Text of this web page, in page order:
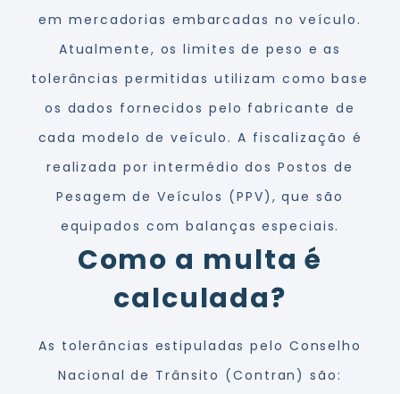
em mercadorias embarcadas no veículo.
Atualmente, os limites de peso e as
tolerâncias permitidas utilizam como base
os dados fornecidos pelo fabricante de
cada modelo de veículo. A fiscalização é
realizada por intermédio dos Postos de
Pesagem de Veículos (PPV), que são
equipados com balanças especiais.
Como a multa é
calculada?
As tolerâncias estipuladas pelo Conselho
Nacional de Trânsito (Contran) são: